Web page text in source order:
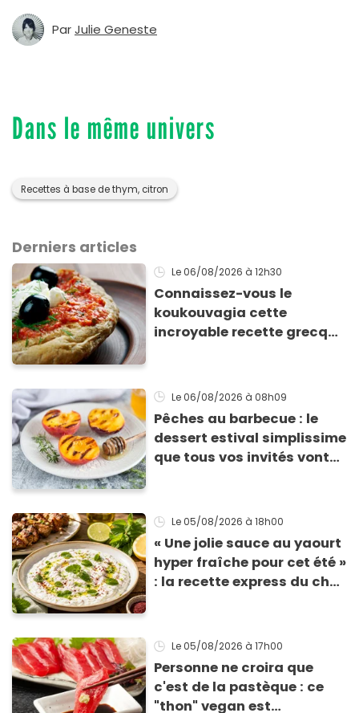
ParJulie Geneste
Dans le même univers
Recettes à base de thym, citron
Derniers articles
Le 06/08/2026 à 12h30
Connaissez-vous le
koukouvagia cette
incroyable recette grecque
Le 06/08/2026 à 08h09
Pêches au barbecue : le
dessert estival simplissime
que tous vos invités vont
Le 05/08/2026 à 18h00
« Une jolie sauce au yaourt
hyper fraîche pour cet été »
: la recette express du chef
grillades
Le 05/08/2026 à 17h00
Personne ne croira que
c'est de la pastèque : ce
"thon" vegan est